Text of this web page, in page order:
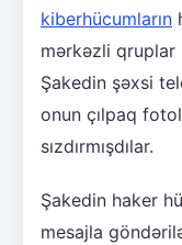
kiberhücumların
mərkəzli qruplar
Şakedin şəxsi
onun çılpaq
sızdırmışdılar.
Şakedin haker
mesajla